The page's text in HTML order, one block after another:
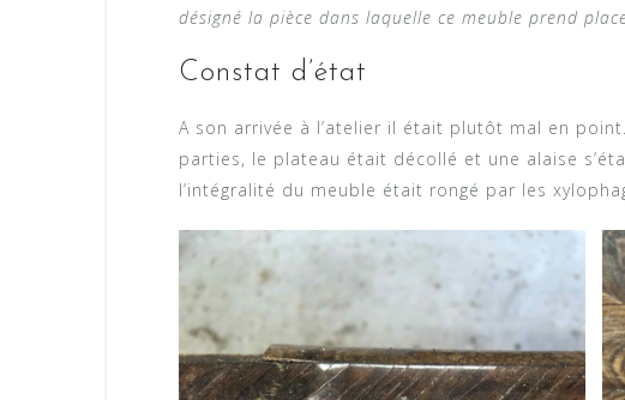
désigné la pièce dans laquelle ce meuble prend
Constat d’état
A son arrivée à l’atelier il était plutôt mal en
parties, le plateau était décollé et une alaise
l’intégralité du meuble était rongé par les